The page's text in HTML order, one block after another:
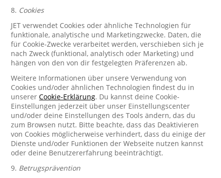
8. Cookies
JET verwendet Cookies oder ähnliche Technologien für
funktionale, analytische und Marketingzwecke. Daten, die
für Cookie-Zwecke verarbeitet werden, verschieben sich je
nach Zweck (funktional, analytisch oder Marketing) und
hängen von den von dir festgelegten Präferenzen ab.
Weitere Informationen über unsere Verwendung von
Cookies und/oder ähnlichen Technologien findest du in
unsererCookie-Erklärung. Du kannst deine Cookie-
Einstellungen jederzeit über unser Einstellungscenter
und/oder deine Einstellungen des Tools ändern, das du
zum Browsen nutzt. Bitte beachte, dass das Deaktivieren
von Cookies möglicherweise verhindert, dass du einige der
Dienste und/oder Funktionen der Webseite nutzen kannst
oder deine Benutzererfahrung beeinträchtigt.
9. Betrugsprävention